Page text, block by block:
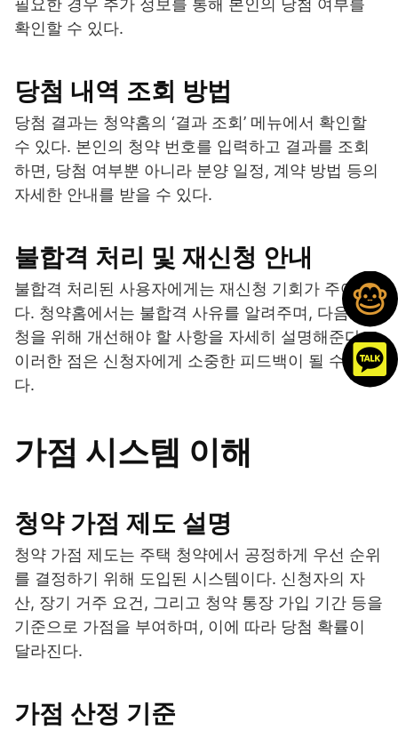
필요한 경우 추가 정보를 통해 본인의 당첨 여부를
확인할 수 있다.
당첨 내역 조회 방법
당첨 결과는 청약홈의 ‘결과 조회’ 메뉴에서 확인할
수 있다. 본인의 청약 번호를 입력하고 결과를 조회
하면, 당첨 여부뿐 아니라 분양 일정, 계약 방법 등의
자세한 안내를 받을 수 있다.
불합격 처리 및 재신청 안내
불합격 처리된 사용자에게는 재신청 기회가 주어진
다. 청약홈에서는 불합격 사유를 알려주며, 다음 신
청을 위해 개선해야 할 사항을 자세히 설명해준다.
이러한 점은 신청자에게 소중한 피드백이 될 수 있
다.
가점 시스템 이해
청약 가점 제도 설명
청약 가점 제도는 주택 청약에서 공정하게 우선 순위
를 결정하기 위해 도입된 시스템이다. 신청자의 자
산, 장기 거주 요건, 그리고 청약 통장 가입 기간 등을
기준으로 가점을 부여하며, 이에 따라 당첨 확률이
달라진다.
가점 산정 기준